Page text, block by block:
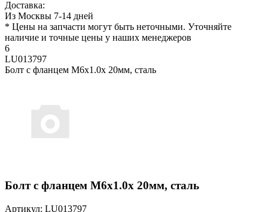
Доставка:
Из Москвы 7-14 дней
* Цены на запчасти могут быть неточными. Уточняйте
наличие и точные цены у наших менеджеров
6
LU013797
Болт с фланцем M6x1.0x 20мм, сталь
Болт с фланцем M6x1.0x 20мм, сталь
Артикул: LU013797